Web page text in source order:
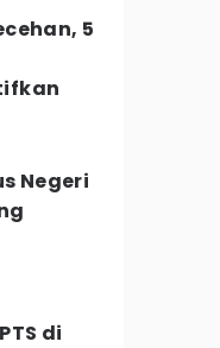
5
Negeri
di